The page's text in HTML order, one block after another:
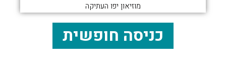
מוזיאון יפו העתיקה
כניסה חופשית